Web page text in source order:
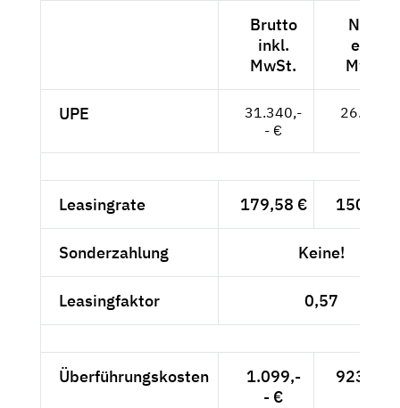
Brutto
inkl.
MwSt.
Netto
exkl.
MwSt.
UPE
31.340,-
- €
26.336,-
Leasingrate 179,58 € 150,91
Sonderzahlung Keine!
Leasingfaktor 0,57
Überführungskosten
1.099,-
- €
923,53